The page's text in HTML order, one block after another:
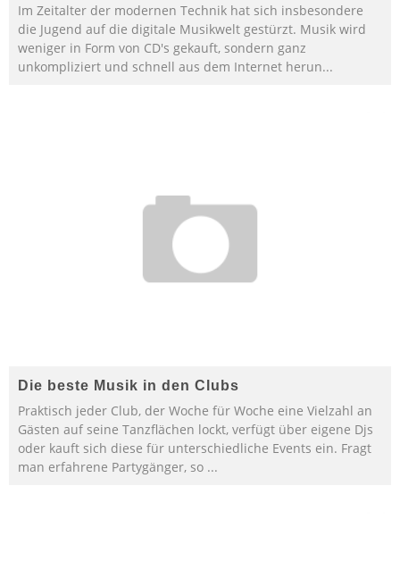
Im Zeitalter der modernen Technik hat sich insbesondere
die Jugend auf die digitale Musikwelt gestürzt. Musik wird
weniger in Form von CD's gekauft, sondern ganz
unkompliziert und schnell aus dem Internet herun...
Die beste Musik in den Clubs
Praktisch jeder Club, der Woche für Woche eine Vielzahl an
Gästen auf seine Tanzflächen lockt, verfügt über eigene Djs
oder kauft sich diese für unterschiedliche Events ein. Fragt
man erfahrene Partygänger, so ...